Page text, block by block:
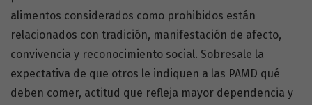
alimentos considerados como prohibidos están
relacionados con tradición, manifestación de afecto,
convivencia y reconocimiento social. Sobresale la
expectativa de que otros le indiquen a las PAMD qué
deben comer, actitud que refleja mayor dependencia y